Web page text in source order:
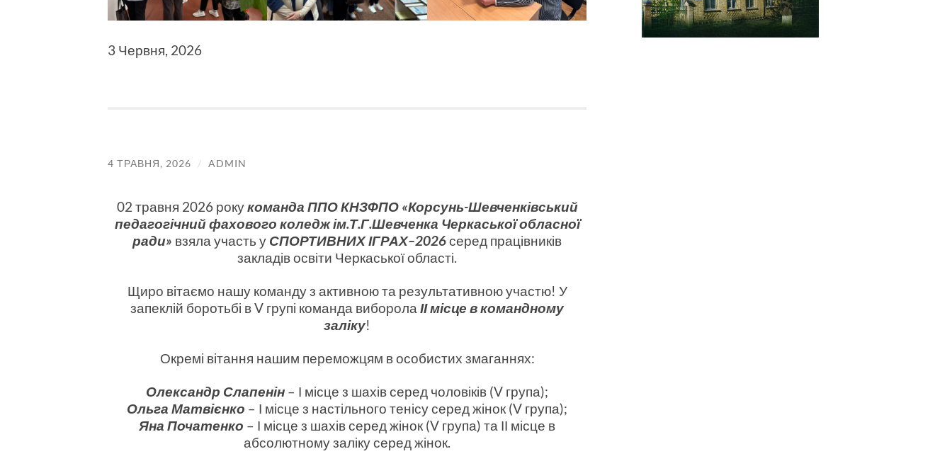
3 Червня, 2026
4 ТРАВНЯ, 2026 / ADMIN
02 травня 2026 рокукоманда ППО КНЗФПО «Корсунь-Шевченківський
педагогічний фахового коледж ім.Т.Г.Шевченка Черкаської обласної
ради» взяла участь у СПОРТИВНИХ ІГРАХ–2026серед працівників
закладів освіти Черкаської області.
Щиро вітаємо нашу команду з активною та результативною участю! У
запеклій боротьбі в V групі команда виборола ІІ місце в командному
заліку!
Окремі вітання нашим переможцям в особистих змаганнях:
Олександр Слапенін – І місце з шахів серед чоловіків (V група);
Ольга Матвієнко – І місце з настільного тенісу серед жінок (V група);
Яна Початенко – І місце з шахів серед жінок (V група) та ІІ місце в
абсолютному заліку серед жінок.